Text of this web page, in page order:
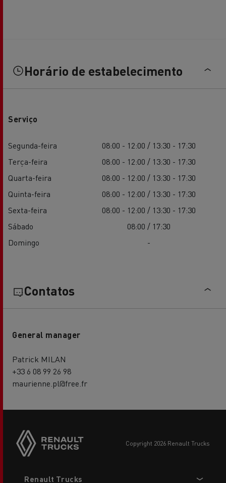
Horário de estabelecimento
Serviço
Segunda-feira
08:00 - 12:00 / 13:30 - 17:30
Terça-feira
08:00 - 12:00 / 13:30 - 17:30
Quarta-feira
08:00 - 12:00 / 13:30 - 17:30
Quinta-feira
08:00 - 12:00 / 13:30 - 17:30
Sexta-feira
08:00 - 12:00 / 13:30 - 17:30
Sábado
08:00 / 17:30
Domingo
-
Contatos
General manager
Patrick MILAN
+33 6 08 99 26 98
maurienne.pl@free.fr
copyright 2026 Renault Trucks
Renault Trucks